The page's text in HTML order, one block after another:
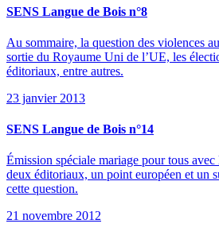
SENS Langue de Bois n°8
Au sommaire, la question des violences
sortie du Royaume Uni de l’UE, les
éditoriaux, entre autres.
23 janvier 2013
SENS Langue de Bois n°14
Émission spéciale mariage pour tous avec
deux éditoriaux, un point européen et un
cette question.
21 novembre 2012